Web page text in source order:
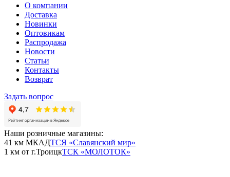
О компании
Доставка
Новинки
Оптовикам
Распродажа
Новости
Статьи
Контакты
Возврат
Задать вопрос
Наши розничные магазины:
41 км МКАДТСЯ «Славянский мир»
1 км от г.ТроицкТСК «МОЛОТОК»